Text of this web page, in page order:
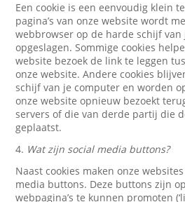
Een cookie is een eenvoudig klein
pagina’s van onze website wordt
webbrowser op de harde schijf
opgeslagen. Sommige cookies
website bezoek de link te leggen
onze website. Andere cookies
schijf van je computer en worden
onze website opnieuw bezoekt
servers of die van derde partij die
geplaatst.
4. Wat zijn social media buttons?
Naast cookies maken onze
media buttons. Deze buttons zijn
webpagina’s te kunnen promoten